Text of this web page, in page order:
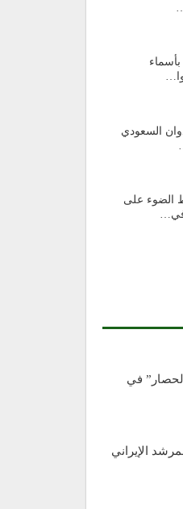
بأسماء
السعودي
الضوء على
في…
في
الإيراني